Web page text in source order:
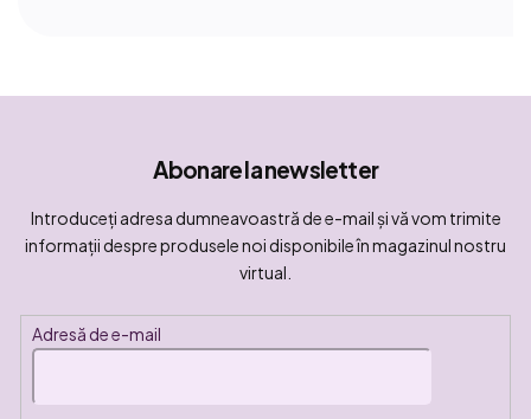
Abonare la newsletter
Introduceţi adresa dumneavoastră de e-mail şi vă vom trimite
informaţii despre produsele noi disponibile în magazinul nostru
virtual.
Adresă de e-mail